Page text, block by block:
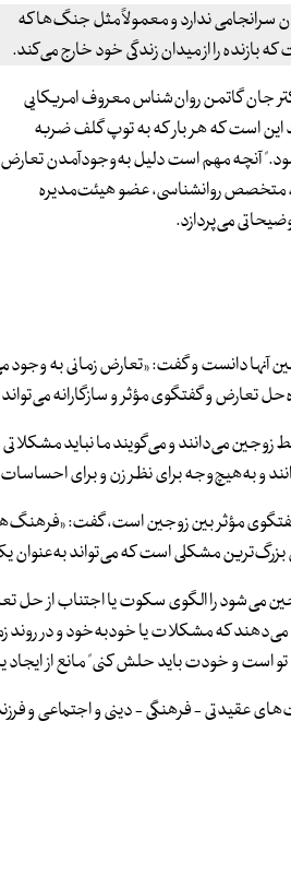
سرانجامی ندارد و معمولاً مثل جنگ‌ها که
بازنده را از میدان زندگی خود خارج می‌کند.
جان گاتمن روان‌شناس معروف امریکایی
این است که هر بار که به توپ گلف ضربه
شود." آنچه مهم است دلیل به‌وجودآمدن تعارض
متخصص روانشناسی، عضو هیئت‌مدیره
می‌پردازد.
آنها دانست و گفت: «تعارض زمانی به
راه‌حل تعارض و گفتگوی مؤثر و سازگارانه
می‌دانند و می‌گویند ما نباید
و به‌هیچ‌وجه برای نظر زن و برای احساسات
گفتگوی مؤثر بین زوجین است، گفت:
بزرگ‌ترین مشکلی است که می‌تواند به‌عنوان
می‌شود را الگوی سکوت یا اجتناب از
که مشکلات یا خودبه‌خود و در
تو است و خودت باید حلش کنی" مانع از
عقیدتی - فرهنگی - دینی و اجتماعی و